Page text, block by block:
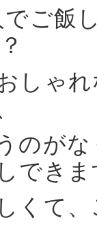
ご飯
しゃ
のが
でき
くて